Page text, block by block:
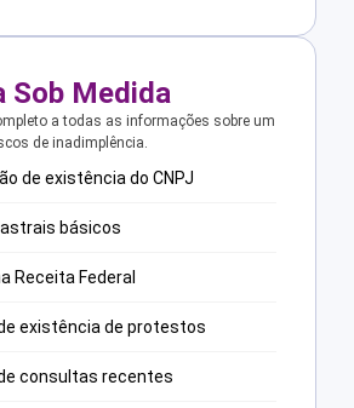
Sob Medida
a todas as informações sobre um
de inadimplência.
de existência do CNPJ
básicos
Receita Federal
existência de protestos
consultas recentes